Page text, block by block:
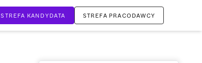
STREFA KANDYDATA STREFA PRACODAWCY